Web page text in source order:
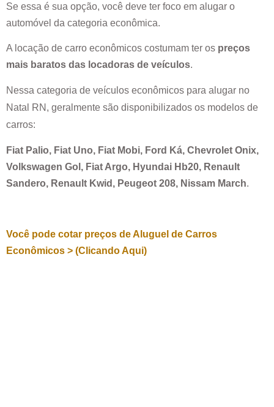
Se essa é sua opção, você deve ter foco em alugar o
automóvel da categoria econômica.
A locação de carro econômicos costumam ter os preços
mais baratos das locadoras de veículos.
Nessa categoria de veículos econômicos para alugar no
Natal RN , geralmente são disponibilizados os modelos de
carros:
Fiat Palio, Fiat Uno, Fiat Mobi, Ford Ká, Chevrolet Onix,
Volkswagen Gol, Fiat Argo, Hyundai Hb20, Renault
Sandero, Renault Kwid, Peugeot 208, Nissam March.
Você pode cotar preços de Aluguel de Carros
Econômicos > (Clicando Aqui)